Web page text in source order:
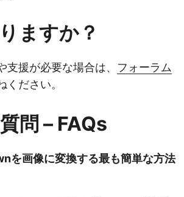
ますか？
支援が必要な場合は、 フォーラム
ください。
問 – FAQs
を画像に変換する最も簡単な方法